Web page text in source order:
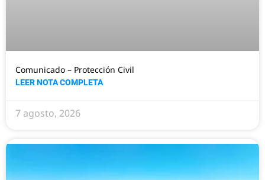
Comunicado – Protección Civil
LEER NOTA COMPLETA
7 agosto, 2026